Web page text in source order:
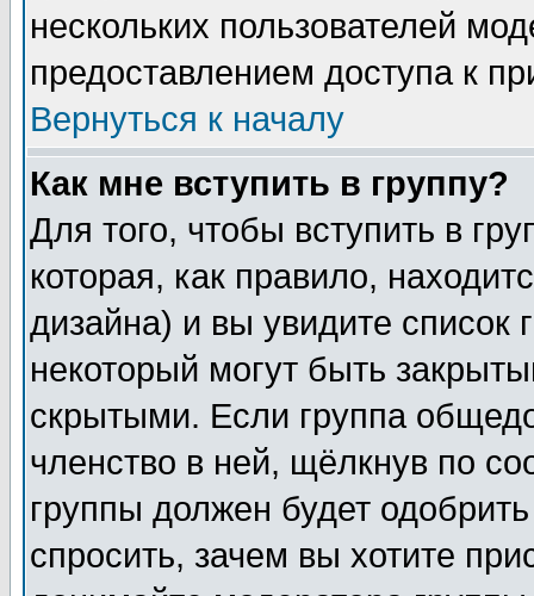
нескольких пользователей
предоставлением доступа к
Вернуться к началу
Как мне вступить в группу?
Для того, чтобы вступить в
которая, как правило,
дизайна) и вы увидите список
некоторый могут быть
скрытыми. Если группа
членство в ней, щёлкнув по
группы должен будет
спросить, зачем вы хотите